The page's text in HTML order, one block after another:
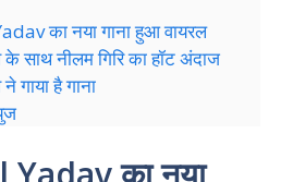
का नया गाना हुआ वायरल
साथ नीलम गिरि का हॉट अंदाज
गाया है गाना